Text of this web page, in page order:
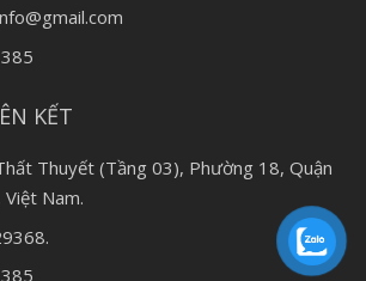
KẾT
Thuyết (Tầng 03), Phường 18, Quận
Nam.